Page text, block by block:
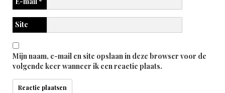
Site
Mijn naam, e-mail en site opslaan in deze browser voor de
volgende keer wanneer ik een reactie plaats.